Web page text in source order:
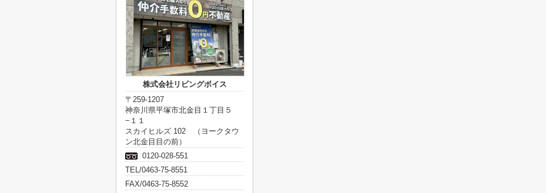
株式会社リビングボイス
〒259-1207
神奈川県平塚市北金目１丁目５
−１１
スカイヒルズ 102 （ヨークタウ
ン北金目目の前）
0120-028-551
TEL/0463-75-8551
FAX/0463-75-8552